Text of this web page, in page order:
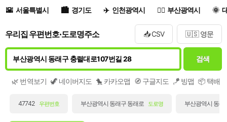
서울특별시 경기도 인천광역시 부산광역시
우리집 우편번호·도로명주소 📥 CSV 🇺🇸 영문
검색
🌿 번역보기 🦖 네이버지도 🐤 카카오맵 🧭 구글지도 🪁 빙맵 📦 택배/
47742 우편번호 부산광역시 동래구 동래로 도로명 부산광역시 동래